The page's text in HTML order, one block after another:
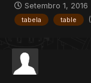
Falta essa coluna
como adicionar..
Setembro 1, 2016
tabela table